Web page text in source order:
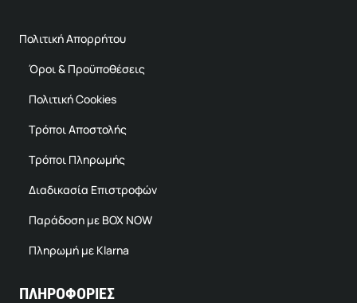
Πολιτική Απορρήτου
Όροι & Προϋποθέσεις
Πολιτική Cookies
Τρόποι Αποστολής
Τρόποι Πληρωμής
Διαδικασία Επιστροφών
Παράδοση με BOX NOW
Πληρωμή με Klarna
ΠΛΗΡΟΦΟΡΙΕΣ